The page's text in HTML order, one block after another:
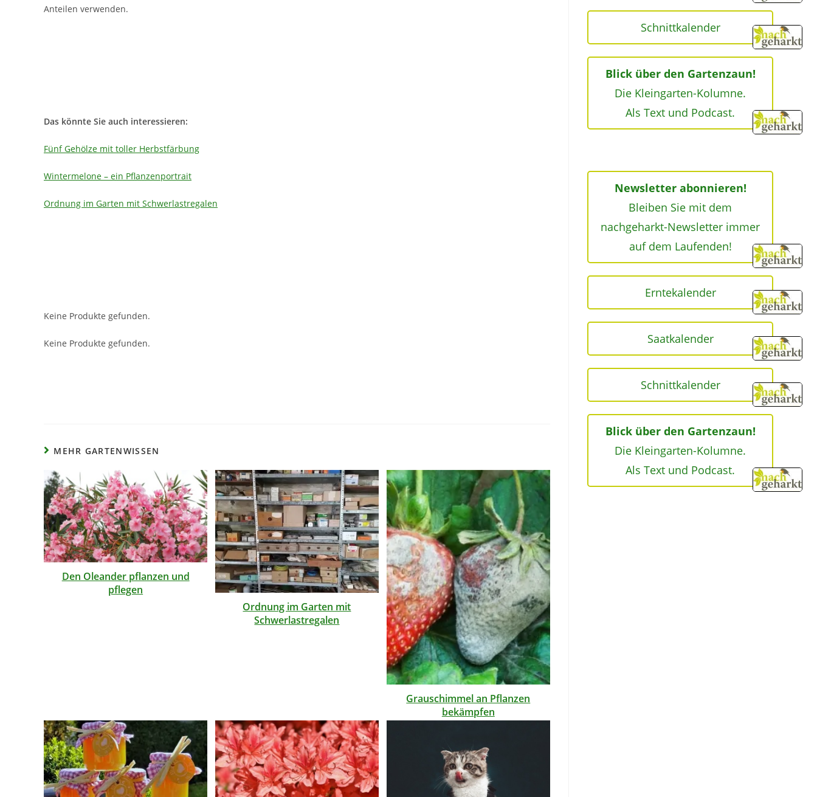
Anteilen verwenden.
Das könnte Sie auch interessieren:
Fünf Gehölze mit toller Herbstfärbung
Wintermelone – ein Pflanzenportrait
Ordnung im Garten mit Schwerlastregalen
Keine Produkte gefunden.
Keine Produkte gefunden.
MEHR GARTENWISSEN
Den Oleander pflanzen und
pflegen
Ordnung im Garten mit
Schwerlastregalen
Grauschimmel an Pflanzen
bekämpfen
Schnittkalender
Blick über den Gartenzaun!
Die Kleingarten-Kolumne.
Als Text und Podcast.
Newsletter abonnieren!
Bleiben Sie mit dem
nachgeharkt-Newsletter immer
auf dem Laufenden!
Erntekalender
Saatkalender
Schnittkalender
Blick über den Gartenzaun!
Die Kleingarten-Kolumne.
Als Text und Podcast.